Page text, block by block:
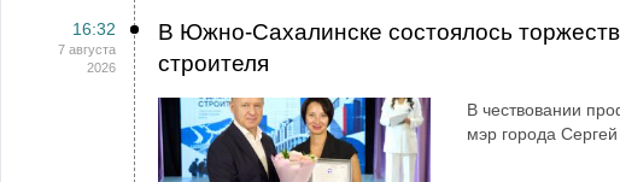
16:32
7 августа
2026
В Южно-Сахалинске состоялось
строителя
В чествовании
мэр города